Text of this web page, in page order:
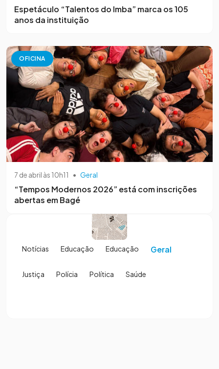
Espetáculo “Talentos do Imba” marca os 105
anos da instituição
OFICINA
7 de abril às 10h11 • Geral
“Tempos Modernos 2026” está com inscrições
abertas em Bagé
Notícias Educação Educação Geral
Justiça Polícia Política Saúde